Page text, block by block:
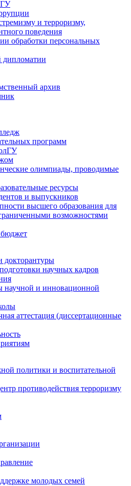
и терроризму,
поведения
обработки персональных
дипломатии
архив
программ
олимпиады, проводимые
ресурсы
и выпускников
высшего образования для
возможностями
докторантуры
научных кадров
научной и инновационной
аттестация (диссертационные
политики и воспитательной
противодействия терроризму
молодых семей